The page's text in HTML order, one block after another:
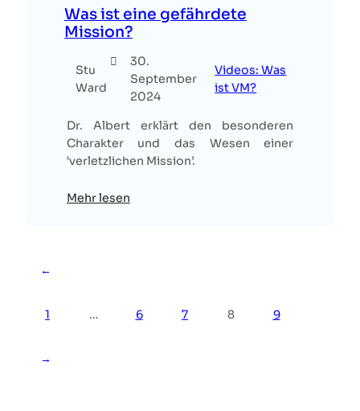
Was ist eine gefährdete
Mission?
Stu
Ward
30.
September
2024
Videos: Was
ist VM?
Dr. Albert erklärt den besonderen
Charakter und das Wesen einer
‘verletzlichen Mission’.
Mehr lesen
←
1 … 6 7 8 9
→